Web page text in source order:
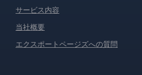
サービス内容
当社概要
エクスポートページズへの質問